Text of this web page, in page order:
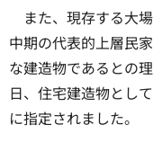
また、現存する大
中期の代表的上層民
な建造物であるとの
日、住宅建造物とし
に指定されました。